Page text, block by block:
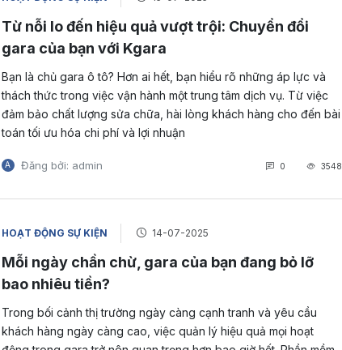
Từ nỗi lo đến hiệu quả vượt trội: Chuyển đổi
gara của bạn với Kgara
Bạn là chủ gara ô tô? Hơn ai hết, bạn hiểu rõ những áp lực và
thách thức trong việc vận hành một trung tâm dịch vụ. Từ việc
đảm bảo chất lượng sửa chữa, hài lòng khách hàng cho đến bài
toán tối ưu hóa chi phí và lợi nhuận
A Đăng bởi: admin 0 3548
HOẠT ĐỘNG SỰ KIỆN 14-07-2025
Mỗi ngày chần chừ, gara của bạn đang bỏ lỡ
bao nhiêu tiền?
Trong bối cảnh thị trường ngày càng cạnh tranh và yêu cầu
khách hàng ngày càng cao, việc quản lý hiệu quả mọi hoạt